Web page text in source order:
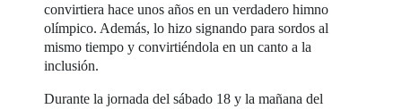
convirtiera hace unos años en un verdadero himno
olímpico. Además, lo hizo signando para sordos al
mismo tiempo y convirtiéndola en un canto a la
inclusión.
Durante la jornada del sábado 18 y la mañana del